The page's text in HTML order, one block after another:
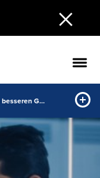
Bessere Prognosen führen zu besseren Gewinnen: Eine Demand-Analytics-Lösung für einen grossen Lebensmittelproduzenten